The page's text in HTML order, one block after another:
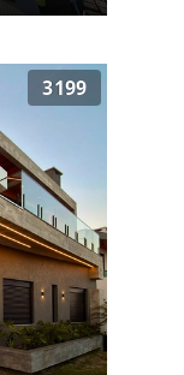
3199